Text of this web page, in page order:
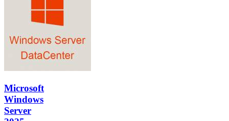
Microsoft
Windows
Server